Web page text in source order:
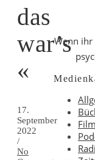
das
war’s
«
17.
September
2022
/
No
Wenn ihr